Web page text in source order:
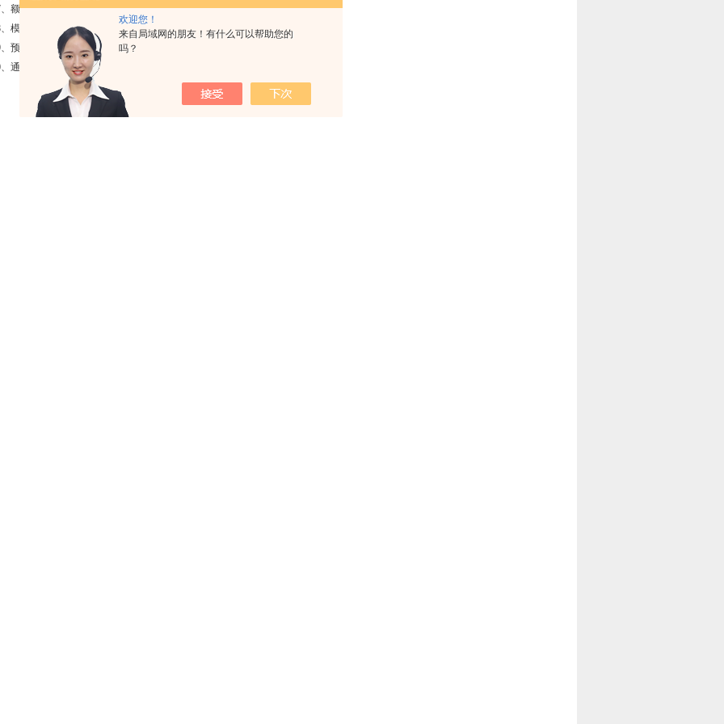
欢迎您！
来自局域网的朋友！有什么可以帮助您的
吗？
、额定功率：<5W。
、模拟输出：4-20mA电流环输出，可选
、预置值：3个预置点的设定，可选。
通讯接口：Rs 232c可直接接微型打印机。